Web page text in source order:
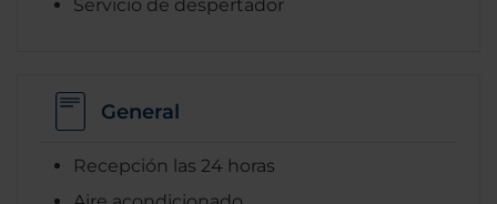
Servicio de despertador
General
Recepción las 24 horas